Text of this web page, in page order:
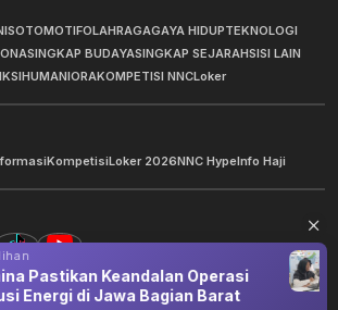
OTOMOTIFOLAHRAGAGAYA HIDUPTEKNOLOGI
SINGKAP BUDAYASINGKAP SEJARAHSISI LAIN
HUMANIORAKOMPETISI NNCLoker
KompetisiLoker 2026NNC HypeInfo Haji
. All Rights Reserved.
Pastikan Keandalan Operasi
Energi di Jawa Bagian Barat